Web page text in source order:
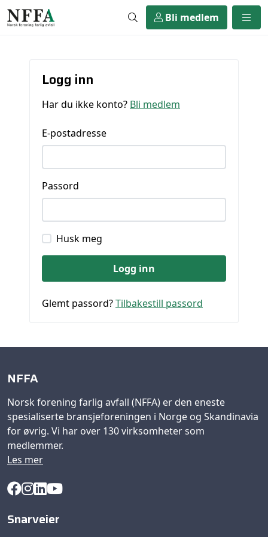
Bli medlem
Logg inn
Har du ikke konto? Bli medlem
E-postadresse
Passord
Husk meg
Logg inn
Glemt passord?Tilbakestill passord
NFFA
Norsk forening farlig avfall (NFFA) er den eneste
spesialiserte bransjeforeningen i Norge og Skandinavia
for øvrig. Vi har over 130 virksomheter som
medlemmer.
Les mer
Snarveier